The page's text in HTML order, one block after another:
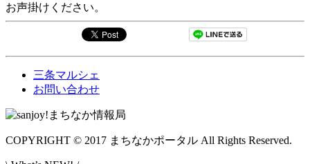
お声掛けください。
三条マルシェ
お問い合わせ
COPYRIGHT © 2017 まちなかポータル All Rights Reserved.